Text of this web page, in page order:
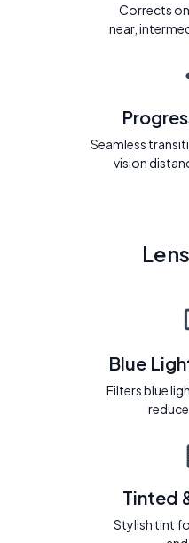
Corrects
near,
Seamless
vision
Blue
Filters blue
reduce
Tinted
Stylish tint